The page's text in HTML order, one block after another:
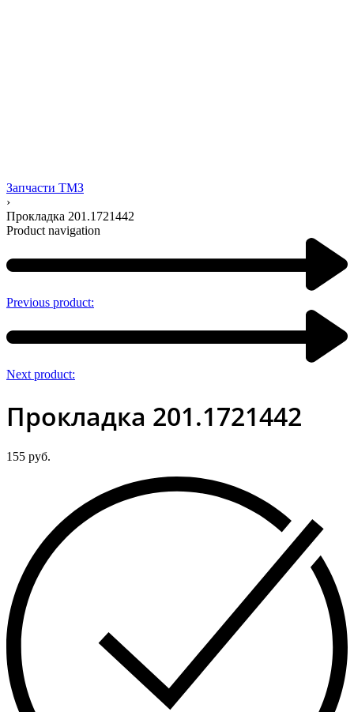
Запчасти ТМЗ
›
Прокладка 201.1721442
Product navigation
Previous product:
Next product:
Прокладка 201.1721442
155 руб.